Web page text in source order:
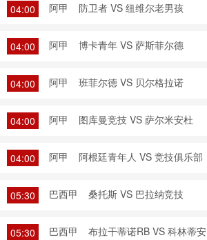
04:00 阿甲 防卫者 VS 纽维尔老男孩
04:00 阿甲 博卡青年 VS 萨斯菲尔德
04:00 阿甲 班菲尔德 VS 贝尔格拉诺
04:00 阿甲 图库曼竞技 VS 萨尔米安杜
04:00 阿甲 阿根廷青年人 VS 竞技俱乐部
05:30 巴西甲 桑托斯 VS 巴拉纳竞技
05:30 巴西甲 布拉干蒂诺RB VS 科林蒂安